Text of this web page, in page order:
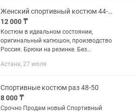
Женский спортивный костюм 44-46р
12 000 ₸
Костюм в идеальном состоянии,
оригинальный капюшон, производство
Россия. Брюки на резинке. Без
Астана, 27 июля
Спортивные костюм раз 48-50
8 000 ₸
Срочно Продам новый Спортивный